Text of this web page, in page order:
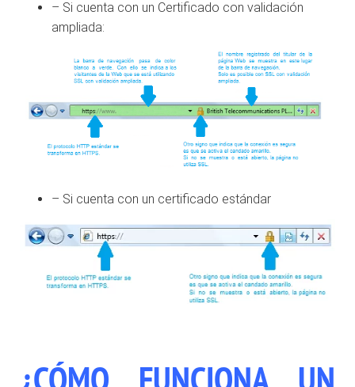
– Si cuenta con un Certificado con validación
ampliada:
– Si cuenta con un certificado estándar